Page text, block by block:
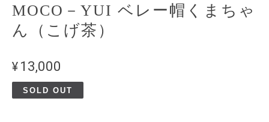
MOCO－YUI ベレー帽くまちゃ
ん（こげ茶）
¥13,000
SOLD OUT